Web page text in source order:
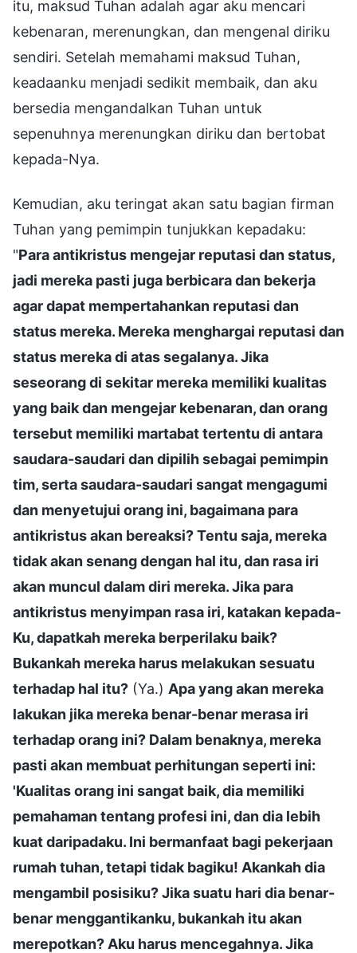
itu, maksud Tuhan adalah agar aku mencari
kebenaran, merenungkan, dan mengenal diriku
sendiri. Setelah memahami maksud Tuhan,
keadaanku menjadi sedikit membaik, dan aku
bersedia mengandalkan Tuhan untuk
sepenuhnya merenungkan diriku dan bertobat
kepada-Nya.
Kemudian, aku teringat akan satu bagian firman
Tuhan yang pemimpin tunjukkan kepadaku:
"Para antikristus mengejar reputasi dan status,
jadi mereka pasti juga berbicara dan bekerja
agar dapat mempertahankan reputasi dan
status mereka. Mereka menghargai reputasi dan
status mereka di atas segalanya. Jika
seseorang di sekitar mereka memiliki kualitas
yang baik dan mengejar kebenaran, dan orang
tersebut memiliki martabat tertentu di antara
saudara-saudari dan dipilih sebagai pemimpin
tim, serta saudara-saudari sangat mengagumi
dan menyetujui orang ini, bagaimana para
antikristus akan bereaksi? Tentu saja, mereka
tidak akan senang dengan hal itu, dan rasa iri
akan muncul dalam diri mereka. Jika para
antikristus menyimpan rasa iri, katakan kepada-
Ku, dapatkah mereka berperilaku baik?
Bukankah mereka harus melakukan sesuatu
terhadap hal itu? (Ya.) Apa yang akan mereka
lakukan jika mereka benar-benar merasa iri
terhadap orang ini? Dalam benaknya, mereka
pasti akan membuat perhitungan seperti ini:
'Kualitas orang ini sangat baik, dia memiliki
pemahaman tentang profesi ini, dan dia lebih
kuat daripadaku. Ini bermanfaat bagi pekerjaan
rumah tuhan, tetapi tidak bagiku! Akankah dia
mengambil posisiku? Jika suatu hari dia benar-
benar menggantikanku, bukankah itu akan
merepotkan? Aku harus mencegahnya. Jika